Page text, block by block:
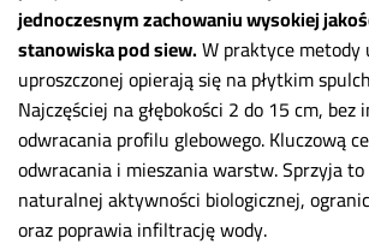
jednoczesnym zachowaniu wysokiej
stanowiska pod siew.W praktyce
uproszczonej opierają się na płytkim
Najczęściej na głębokości 2 do 15 cm,
odwracania profilu glebowego. Kluczową
odwracania i mieszania warstw. Sprzyja
naturalnej aktywności biologicznej,
oraz poprawia infiltrację wody.